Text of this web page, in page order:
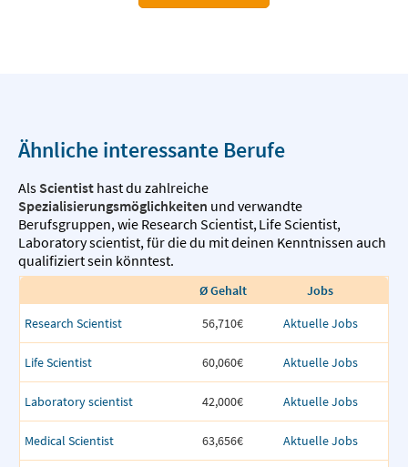
Ähnliche interessante Berufe
Als Scientist hast du zahlreiche
Spezialisierungsmöglichkeiten und verwandte
Berufsgruppen, wie Research Scientist,Life Scientist,
Laboratory scientist,für die du mit deinen Kenntnissen auch
qualifiziert sein könntest.
Ø Gehalt
Jobs
Research Scientist
56,710€ Aktuelle Jobs
Life Scientist 60,060€ Aktuelle Jobs
Laboratory scientist 42,000€ Aktuelle Jobs
Medical Scientist 63,656€ Aktuelle Jobs